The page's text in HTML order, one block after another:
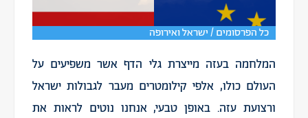
כל הפרסומים / ישראל ואירופה
המלחמה בעזה מייצרת גלי הדף אשר משפיעים על
העולם כולו, אלפי קילומטרים מעבר לגבולות ישראל
ורצועת עזה. באופן טבעי, אנחנו נוטים לראות את